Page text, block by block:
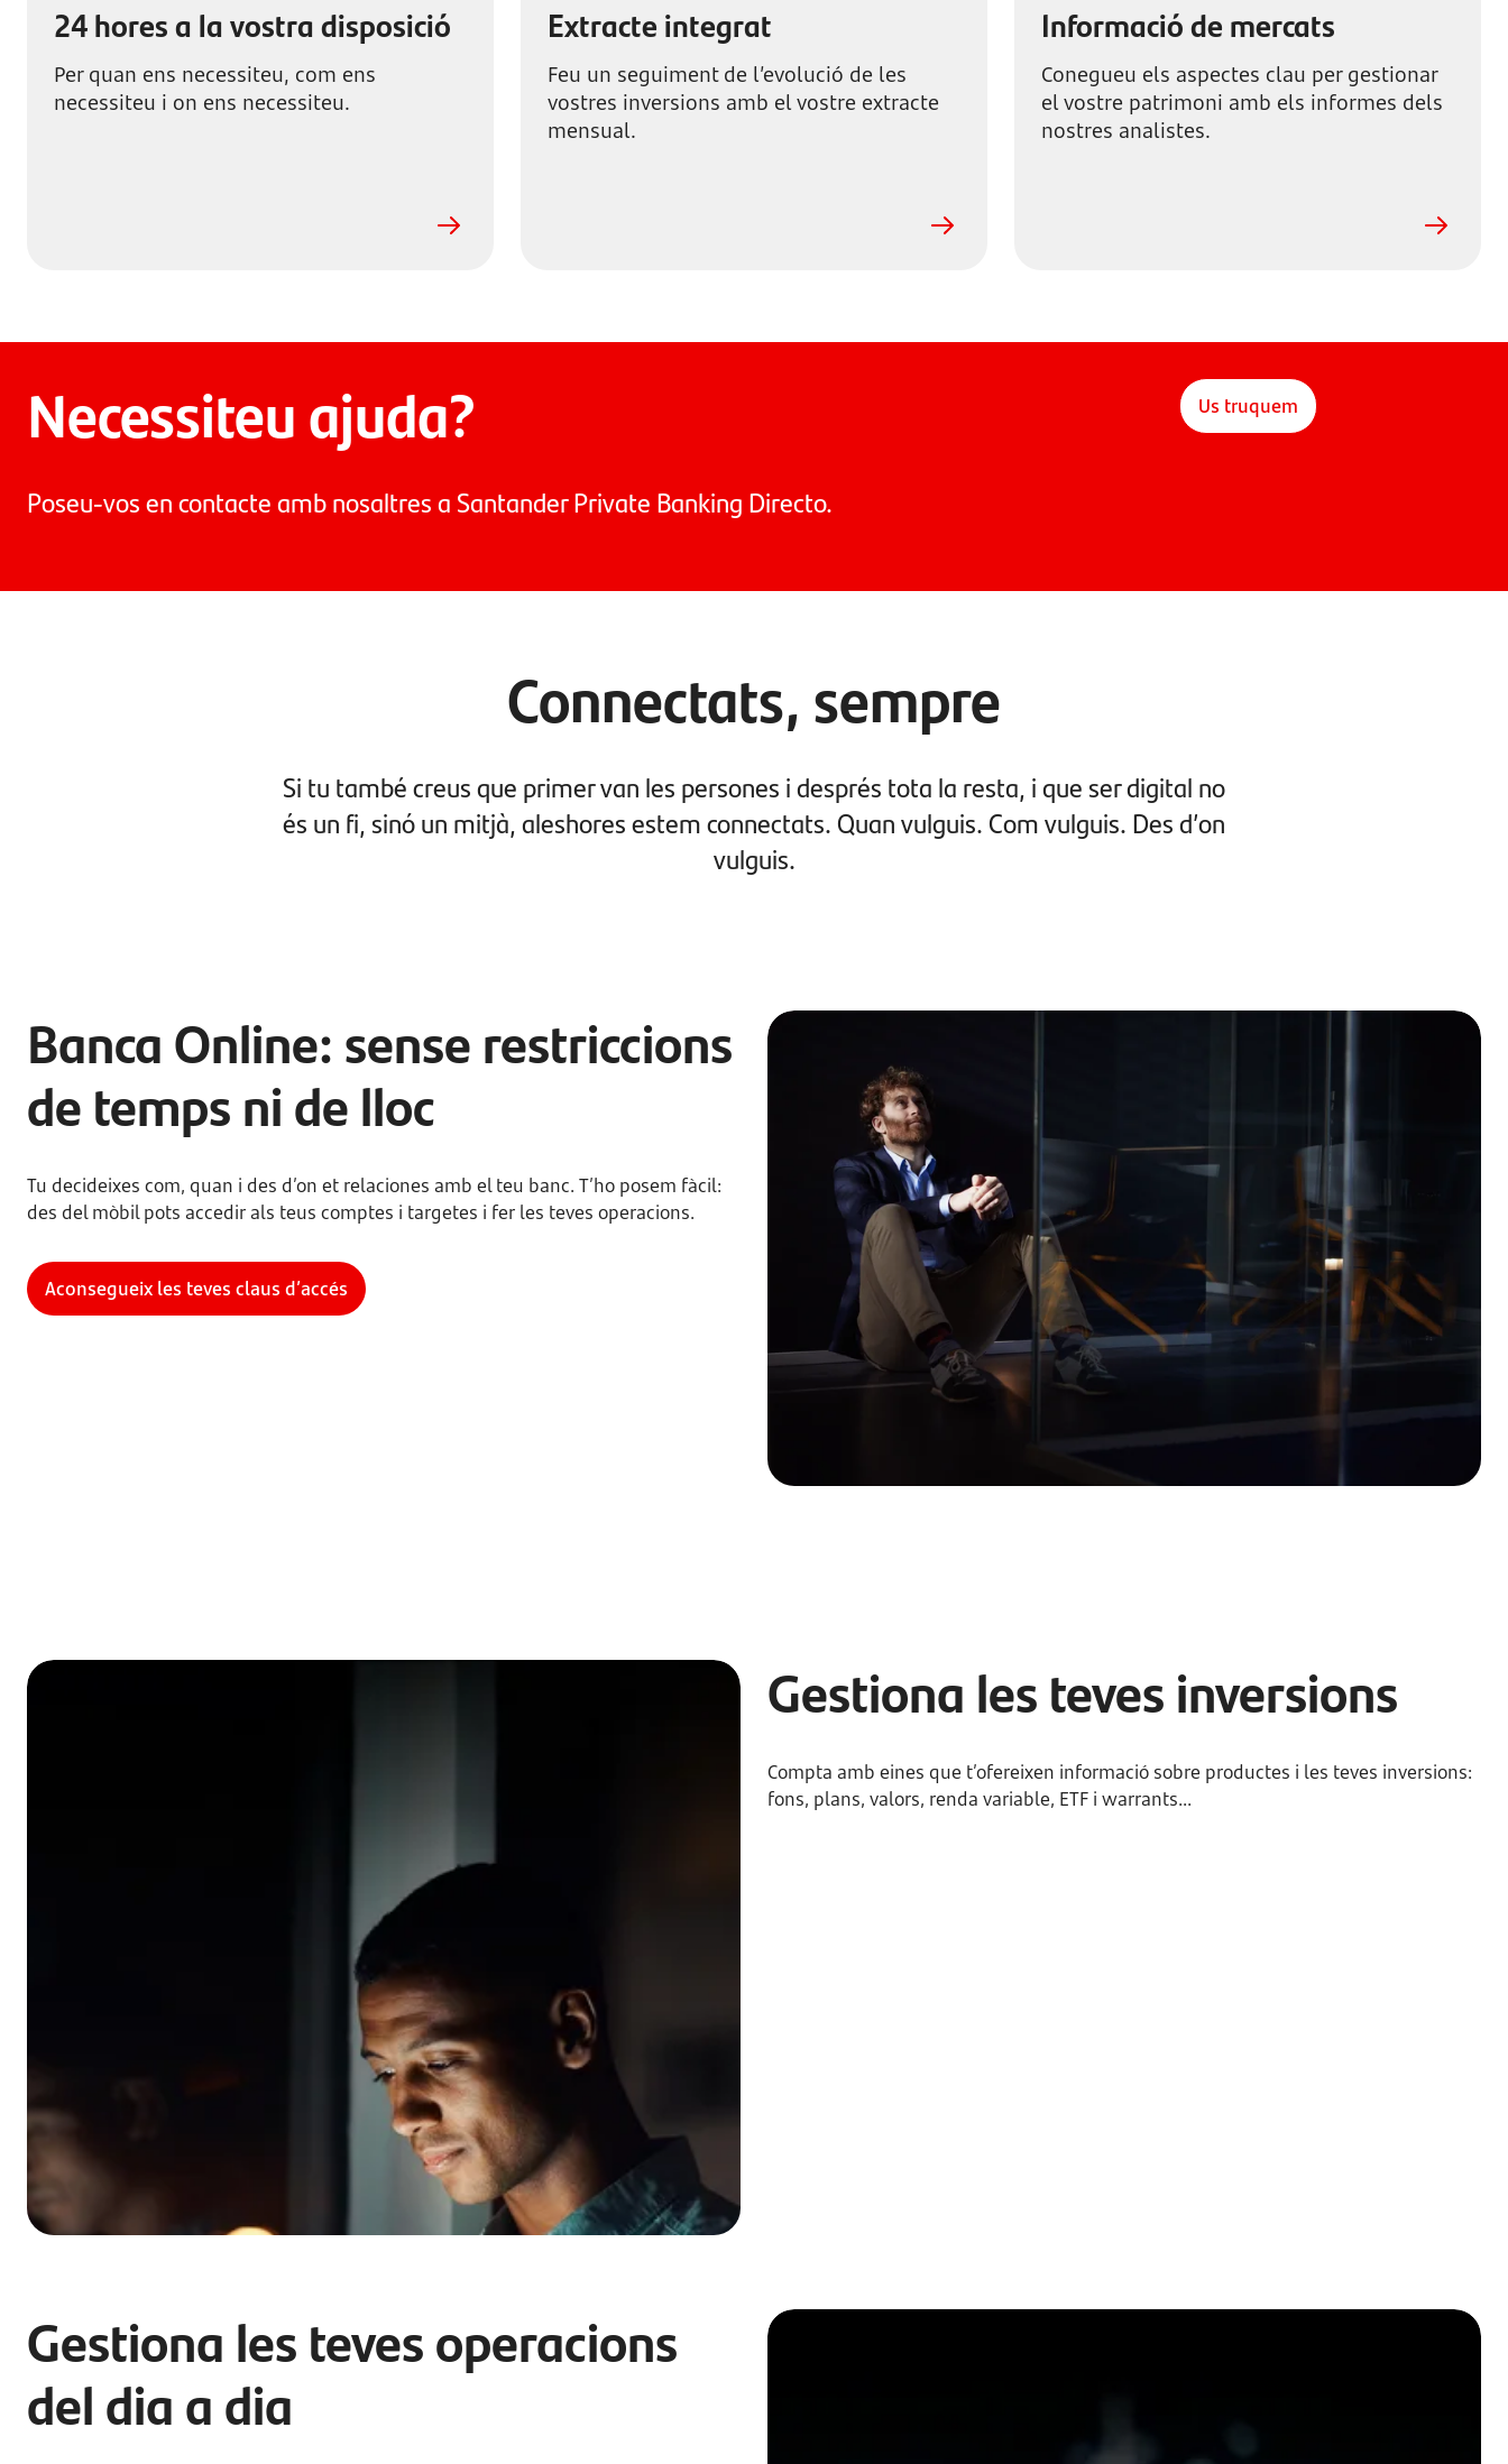
24 hores a la vostra disposició
Per quan ens necessiteu, com ens
necessiteu i on ens necessiteu.
Extracte integrat
Feu un seguiment de l’evolució de les
vostres inversions amb el vostre extracte
mensual.
Informació de mercats
Conegueu els aspectes clau per gestionar
el vostre patrimoni amb els informes dels
nostres analistes.
Necessiteu ajuda?
Poseu-vos en contacte amb nosaltres a Santander Private Banking Directo.
Us truquem
Connectats, sempre
Si tu també creus que primer van les persones i després tota la resta, i que ser digital no
és un fi, sinó un mitjà, aleshores estem connectats. Quan vulguis. Com vulguis. Des d’on
vulguis.
Banca Online: sense restriccions
de temps ni de lloc
Tu decideixes com, quan i des d’on et relaciones amb el teu banc. T’ho posem fàcil:
des del mòbil pots accedir als teus comptes i targetes i fer les teves operacions.
Aconsegueix les teves claus d’accés
Gestiona les teves inversions
Compta amb eines que t’ofereixen informació sobre productes i les teves inversions:
fons, plans, valors, renda variable, ETF i warrants...
Gestiona les teves operacions
del dia a dia